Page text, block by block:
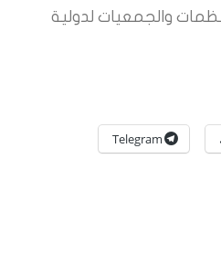
والجمعيات لدولية
Telegram